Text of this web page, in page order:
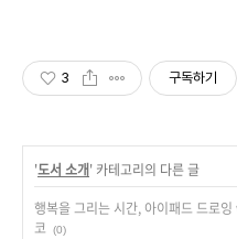
3 구독하기
'도서 소개' 카테고리의 다른 글
행복을 그리는 시간, 아이패드 드로
코
(0)